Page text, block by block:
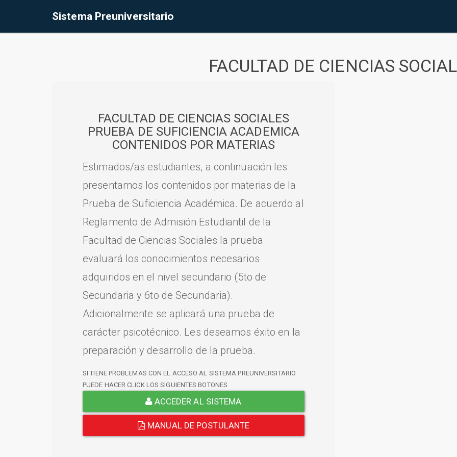
Sistema Preuniversitario
FACULTAD DE CIENCIAS
FACULTAD DE CIENCIAS SOCIALES
PRUEBA DE SUFICIENCIA ACADEMICA
CONTENIDOS POR MATERIAS
Estimados/as estudiantes, a continuación les
presentamos los contenidos por materias de la
Prueba de Suficiencia Académica. De acuerdo al
Reglamento de Admisión Estudiantil de la
Facultad de Ciencias Sociales la prueba
evaluará los conocimientos necesarios
adquiridos en el nivel secundario (5to de
Secundaria y 6to de Secundaria).
Adicionalmente se aplicará una prueba de
carácter psicotécnico. Les deseamos éxito en la
preparación y desarrollo de la prueba.
SI TIENE PROBLEMAS CON EL ACCESO AL SISTEMA PREUNIVERSITARIO
PUEDE HACER CLICK LOS SIGUIENTES BOTONES
ACCEDER AL SISTEMA
MANUAL DE POSTULANTE